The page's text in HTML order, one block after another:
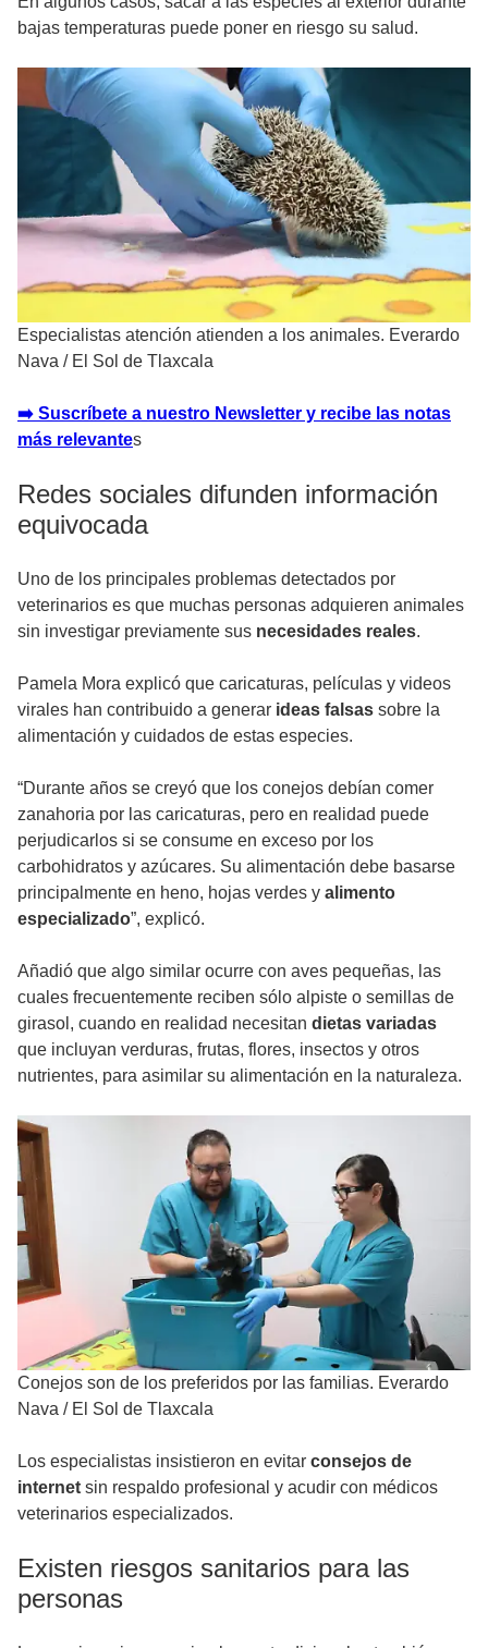
bajas temperaturas puede poner en riesgo su salud.
Especialistas atención atienden a los animales. Everardo
Nava / El Sol de Tlaxcala
➡️ Suscríbete a nuestro Newsletter y recibe las notas
más relevantes
Redes sociales difunden información
equivocada
Uno de los principales problemas detectados por
veterinarios es que muchas personas adquieren animales
sin investigar previamente sus necesidades reales.
Pamela Mora explicó que caricaturas, películas y videos
virales han contribuido a generar ideas falsas sobre la
alimentación y cuidados de estas especies.
“Durante años se creyó que los conejos debían comer
zanahoria por las caricaturas, pero en realidad puede
perjudicarlos si se consume en exceso por los
carbohidratos y azúcares. Su alimentación debe basarse
principalmente en heno, hojas verdes y alimento
especializado”, explicó.
Añadió que algo similar ocurre con aves pequeñas, las
cuales frecuentemente reciben sólo alpiste o semillas de
girasol, cuando en realidad necesitan dietas variadas
que incluyan verduras, frutas, flores, insectos y otros
nutrientes, para asimilar su alimentación en la naturaleza.
Conejos son de los preferidos por las familias. Everardo
Nava / El Sol de Tlaxcala
Los especialistas insistieron en evitar consejos de
internet sin respaldo profesional y acudir con médicos
veterinarios especializados.
Existen riesgos sanitarios para las
personas